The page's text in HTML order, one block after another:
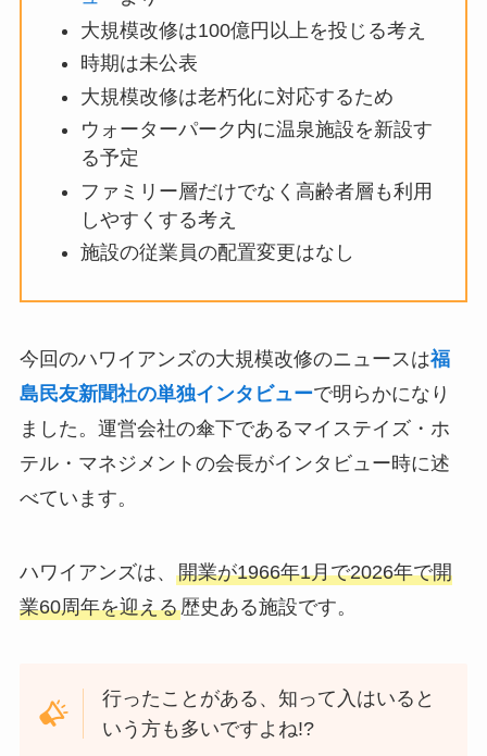
大規模改修は100億円以上を投じる考え
時期は未公表
大規模改修は老朽化に対応するため
ウォーターパーク内に温泉施設を新設す
る予定
ファミリー層だけでなく高齢者層も利用
しやすくする考え
施設の従業員の配置変更はなし
今回のハワイアンズの大規模改修のニュースは福
島民友新聞社の単独インタビューで明らかになり
ました。運営会社の傘下であるマイステイズ・ホ
テル・マネジメントの会長がインタビュー時に述
べています。
ハワイアンズは、 開業が1966年1月で2026年で開
業60周年を迎える歴史ある施設です。
行ったことがある、知って入はいると
いう方も多いですよね!?